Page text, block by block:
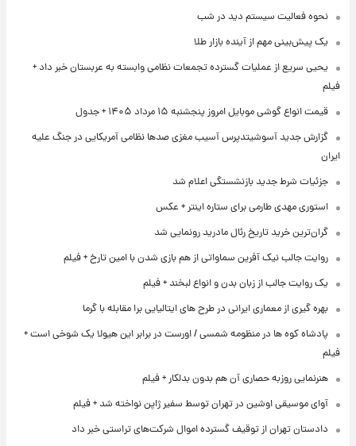
نحوه فعالیت سیستم دید در شب
یک پیش‌بینی مهم از آینده بازار طلا
یحیی سریع از عملیات گسترده تجمعات نظامی وابسته به عربستان خبر داد +
فیلم
قیمت انواع گوشی موبایل امروز پنجشنبه ۱۵ مرداد ۱۴۰۵ + جدول
گزارش جدید آسوشیتدپرس آسیب مغزی صدها نظامی آمریکایی در جنگ علیه
ایران
جزئیات شرط جدید بازنشستگی اعلام شد
استوری مهدی طارمی برای ستاره اینتر + عکس
گران‌ترین خرید تاریخ رئال مادرید رونمایی شد
روایت جالب نیک آفرین سماواتی از هم بازی شدن با امین تارخ + فیلم
یک روایت جالب از زبان بدن و انواع لبخند + فیلم
بهره گیری از معماری ایرانی در طرح های ایتالیایی برا مقابله با گرما
پادشاه کوه ها در منظومه شمسی / اورست در برابر این هیولا یک شوخی است +
فیلم
هنرنمایی روزبه حصاری آن هم بدون بدلکار + فیلم
آوای موسیقی اوشین در تهران توسط سفیر ژاپن نواخته شد + فیلم
دادستان تهران از توقیف گسترده اموال شرکت‌های تراستی خبر داد